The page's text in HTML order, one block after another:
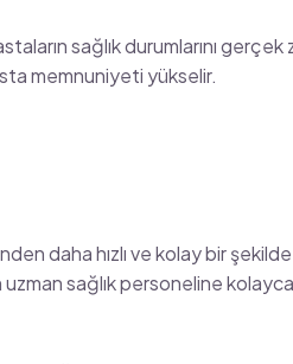
sağlık durumlarını gerçek
memnuniyeti yükselir.
daha hızlı ve kolay bir şekilde
sağlık personeline